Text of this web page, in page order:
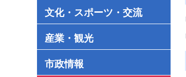
文化・スポーツ・交流
産業・観光
市政情報